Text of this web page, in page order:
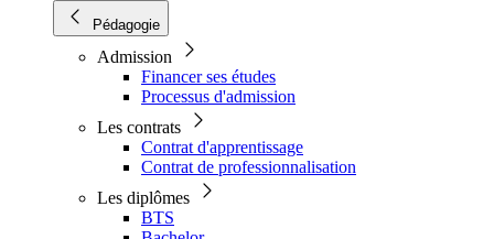
Pédagogie
Admission
Financer ses études
Processus d'admission
Les contrats
Contrat d'apprentissage
Contrat de professionnalisation
Les diplômes
BTS